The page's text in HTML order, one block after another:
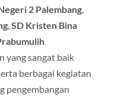
2 Palembang,
,SD Kristen Bina
yang sangat baik
berbagai kegiatan
pengembangan